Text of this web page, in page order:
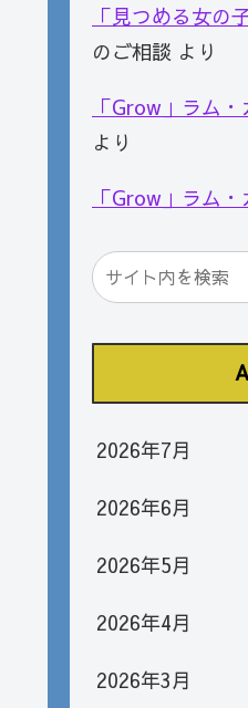
「見つめる女の
のご相談 より
「Grow」ラム
より
「Grow」ラム
2026年7月
2026年6月
2026年5月
2026年4月
2026年3月